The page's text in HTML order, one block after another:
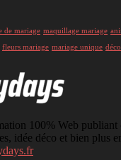
de mariage maquillage mariage
fleurs mariage mariage unique
100% Web
idée déco et bien plus